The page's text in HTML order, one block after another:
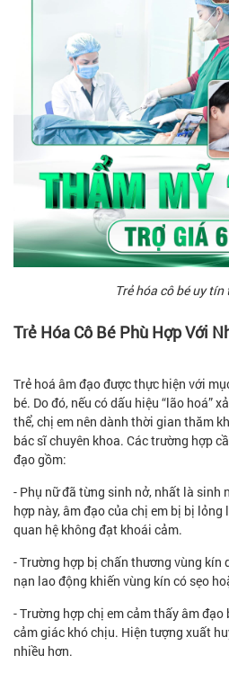
Trẻ hóa cô bé uy
Trẻ Hóa Cô Bé Phù Hợp Với
Trẻ hoá âm đạo được thực hiện với
bé. Do đó, nếu có dấu hiệu “lão hoá”
thể, chị em nên dành thời gian thăm
bác sĩ chuyên khoa. Các trường hợp
đạo gồm:
- Phụ nữ đã từng sinh nở, nhất là sinh
hợp này, âm đạo của chị em bị bị
quan hệ không đạt khoái cảm.
- Trường hợp bị chấn thương vùng kín
nạn lao động khiến vùng kín có sẹo
- Trường hợp chị em cảm thấy âm
cảm giác khó chịu. Hiện tượng xuất
nhiều hơn.